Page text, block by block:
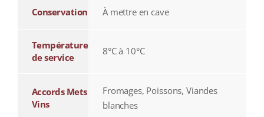
Conservation À mettre en cave
Température
de service
8°C à 10°C
Accords Mets
Vins
Fromages, Poissons, Viandes
blanches